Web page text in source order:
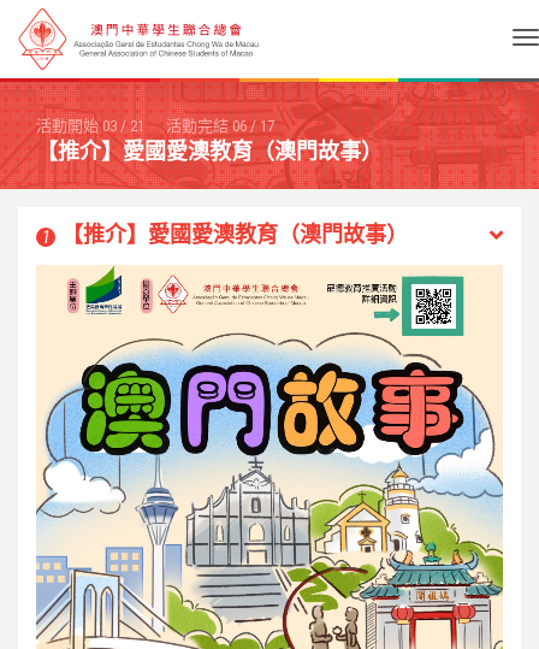
活動開始 03/21 活動完結 06/17
【推介】愛國愛澳教育（澳門故事）
1 【推介】愛國愛澳教育（澳門故事）